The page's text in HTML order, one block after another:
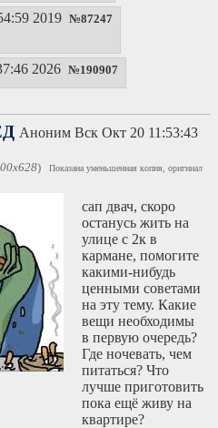
2019 №87247
2026 №190907
Аноним Вск Окт 20 11:53:43
)
Показана уменьшенная копия, оригинал
сап двач, скоро
останусь жить на
улице с 2к в
кармане, помогите
какими-нибудь
ценными советами
на эту тему. Какие
вещи необходимы
в первую очередь?
Где ночевать, чем
питаться? Что
лучше приготовить
пока ещё живу на
квартире?